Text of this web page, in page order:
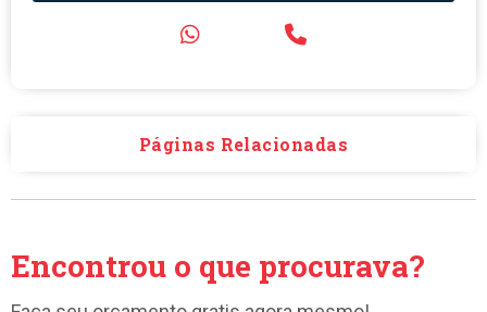
Páginas Relacionadas
Encontrou o que procurava?